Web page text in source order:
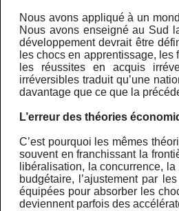
Nous avons appliqué à un
Nous avons enseigné au Sud
développement devrait être
les chocs en apprentissage,
les réussites en acquis
irréversibles traduit qu’une
davantage que ce que la
L’erreur des théories
C’est pourquoi les mêmes
souvent en franchissant la
libéralisation, la concurrence,
budgétaire, l’ajustement par
équipées pour absorber les
deviennent parfois des